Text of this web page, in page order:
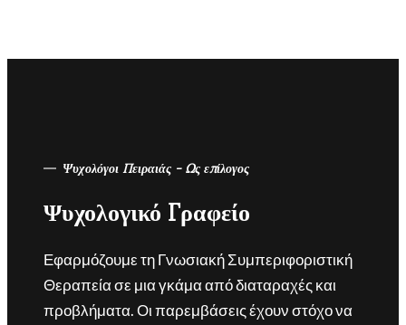
Ψυχολόγοι Πειραιάς - Ως επίλογος
Ψυχολογικό Γραφείο
Εφαρμόζουμε τη Γνωσιακή Συμπεριφοριστική
Θεραπεία σε μια γκάμα από διαταραχές και
προβλήματα. Οι παρεμβάσεις έχουν στόχο να